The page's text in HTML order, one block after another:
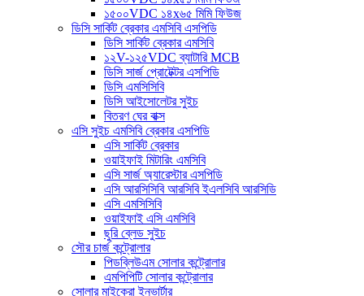
১৫০০VDC ১৪x৬৫ মিমি ফিউজ
ডিসি সার্কিট ব্রেকার এমসিবি এসপিডি
ডিসি সার্কিট ব্রেকার এমসিবি
১২V-১২৫VDC ব্যাটারি MCB
ডিসি সার্জ প্রোটেক্টর এসপিডি
ডিসি এমসিসিবি
ডিসি আইসোলেটর সুইচ
বিতরণ ঘের বাক্স
এসি সুইচ এমসিবি ব্রেকার এসপিডি
এসি সার্কিট ব্রেকার
ওয়াইফাই মিটারিং এমসিবি
এসি সার্জ অ্যারেস্টার এসপিডি
এসি আরসিসিবি আরসিবি ইএলসিবি আরসিডি
এসি এমসিসিবি
ওয়াইফাই এসি এমসিবি
ছুরি ব্লেড সুইচ
সৌর চার্জ কন্ট্রোলার
পিডব্লিউএম সোলার কন্ট্রোলার
এমপিপিটি সোলার কন্ট্রোলার
সোলার মাইক্রো ইনভার্টার